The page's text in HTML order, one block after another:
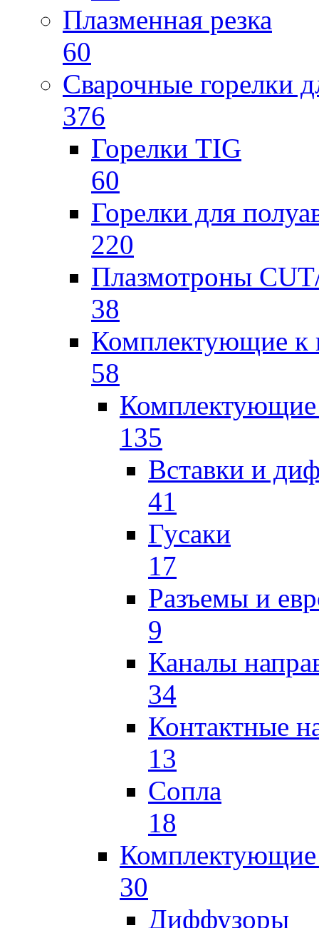
Плазменная резка
60
Сварочные горелки
376
Горелки TIG
60
Горелки для
220
Плазмотроны
38
Комплектующие к
58
135
Вставки и
41
Гусаки
17
Разъемы и
9
Каналы
34
Контактные
13
Сопла
18
Комплектующие
30
Диффузоры